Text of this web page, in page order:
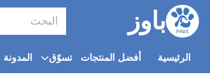
باوز
الرئيسية أفضل المنتجات تسوّق المدونة